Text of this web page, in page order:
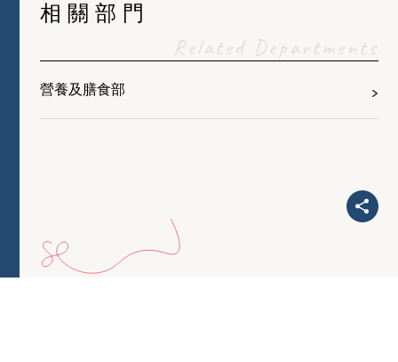
相關部門
Related Departments
營養及膳食部